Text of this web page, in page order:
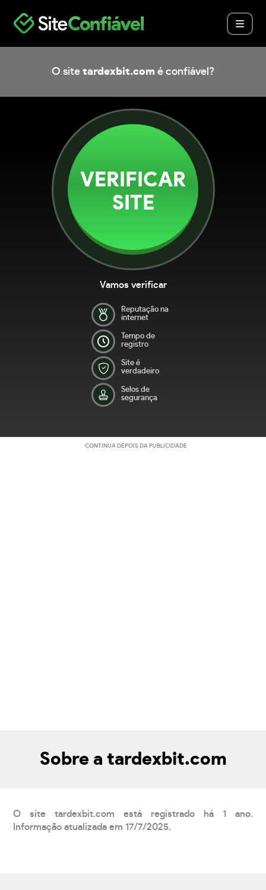
O site tardexbit.com é confiável?
VERIFICAR
SITE
Vamos verificar
Reputação na
internet
Tempo de
registro
Site é
verdadeiro
Selos de
segurança
CONTINUA DEPOIS DA PUBLICIDADE
Sobre a tardexbit.com
O site tardexbit.com está registrado há 1 ano.
Informação atualizada em 17/7/2025.